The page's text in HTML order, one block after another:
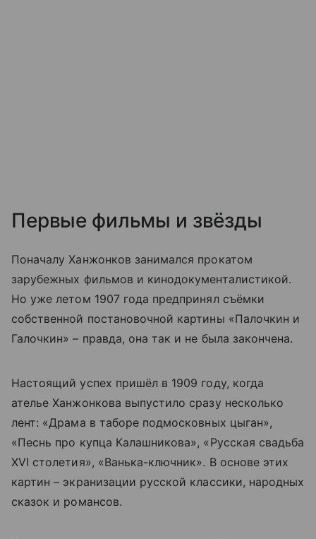
Первые фильмы и звёзды
Поначалу Ханжонков занимался прокатом
зарубежных фильмов и кинодокументалистикой.
Но уже летом 1907 года предпринял съёмки
собственной постановочной картины «Палочкин и
Галочкин» – правда, она так и не была закончена.
Настоящий успех пришёл в 1909 году, когда
ателье Ханжонкова выпустило сразу несколько
лент: «Драма в таборе подмосковных цыган»,
«Песнь про купца Калашникова», «Русская свадьба
XVI столетия», «Ванька-ключник». В основе этих
картин – экранизации русской классики, народных
сказок и романсов.